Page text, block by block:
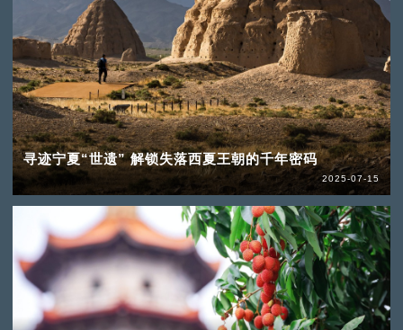
寻迹宁夏“世遗” 解锁失落西夏王朝的千年密码
2025-07-15